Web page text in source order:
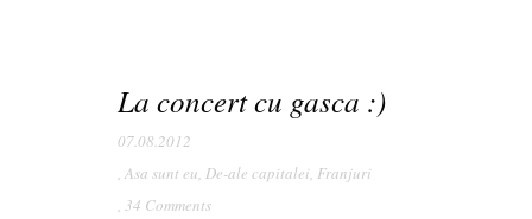
La concert cu gasca :)
07.08.2012
, Asa sunt eu, De-ale capitalei, Franjuri
, 34 Comments